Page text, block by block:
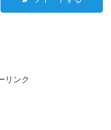
リンク